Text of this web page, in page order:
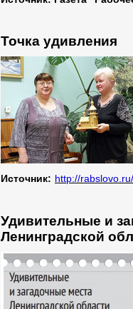
Точка удивления
Источник: http://
Удивительные и
Ленинградской